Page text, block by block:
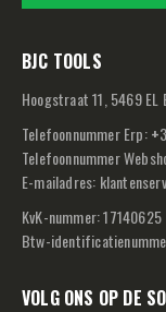
BJC TOOLS
Hoogstraat 11, 5469 EL
Telefoonnummer Erp:+
Telefoonnummer
E-mailadres:
KvK-nummer: 17140625
Btw-
VOLG ONS OP DE